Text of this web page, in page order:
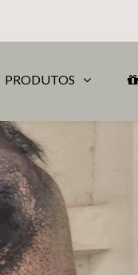
PRODUTOS